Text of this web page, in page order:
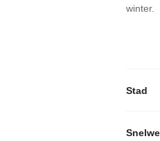
winter.
Stad